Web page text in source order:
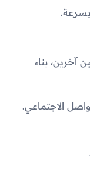
بسرعة.
آخرين، بناء
الاجتماعي.